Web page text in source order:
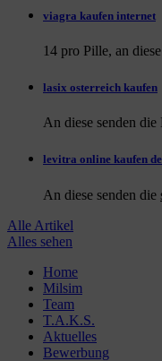
viagra kaufen internet
14 pro Pille, an diese
lasix osterreich kaufen
An diese senden die
levitra online kaufen
An diese senden die
Alle Artikel
Alles sehen
content
Home
Milsim
Team
T.A.K.S.
Aktuelles
Bewerbung